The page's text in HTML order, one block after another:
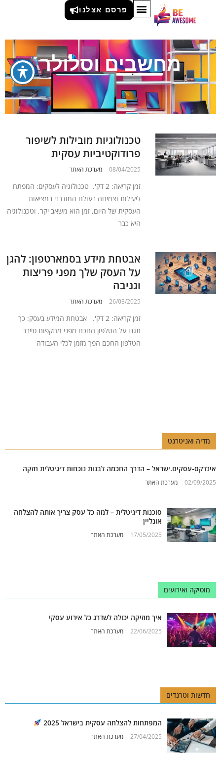
פרסם אצלנו
מחשבים וסלולר
טכנולוגיות מובילות לשיפור
פרודוקטיביות עסקית
08/04/2025 מערכת האתר
זמן קריאה: 2 דק'. טכנולוגיה לעסקים: המפתח
ליעילות וצמיחה בעולם המודרני במציאות
העסקית של היום, זמן הוא משאב יקר, וטכנולוגיה
היא כבר
אבטחת מידע בסמארטפון: להגן
על העסק שלך מפני פריצות
וגניבה
26/03/2025 מערכת האתר
זמן קריאה: 2 דק'. אבטחת המידע בעסק: כך
תגנו על הטלפון החכם מפני מתקפות סייבר
הטלפון החכם הפך מזמן לכלי העבודה
מדיה ואניטרנט
אינדקס-עסקים.ישראל – הדרך החכמה לבנות נוכחות דיגיטלית חזקה
02/09/2025 מערכת האתר
סוכנות דיגיטלית – למה כל עסק צריך אותה להצלחה
אונליין
17/05/2025 מערכת האתר
מוסיקה ואירועים
איך מוזיקה יכולה לשדרג כל אירוע עסקי
22/06/2025 מערכת האתר
חדשות וטרנדים
המפתחות להצלחה עסקית בישראל 2025
27/04/2025 מערכת האתר